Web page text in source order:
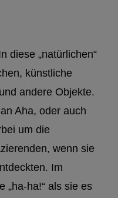
diese „natürlichen“
künstliche
andere Objekte.
Aha, oder auch
um die
wenn sie
Im
„ha-ha!“ als sie es